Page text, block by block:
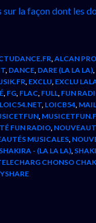
sur la façon dont les
,ALCAN
, DANCE, DARE (LA LA LA),
, EXCLU, EXCLU
, FG, FLAC, FULL, FUN
LOIC54.NET, LOICB54,
,
FUN RADIO,
MUSICALES,
SHAKIRA - (LA LA LA),
CHONSO